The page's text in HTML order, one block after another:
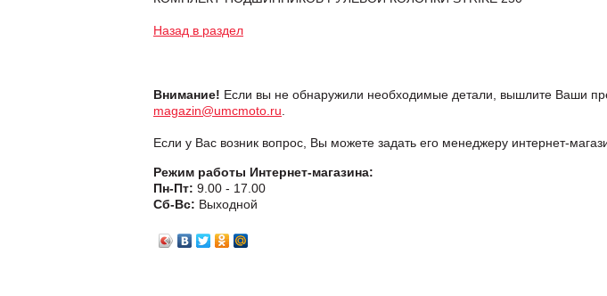
Назад в раздел
Внимание! Если вы не обнаружили необходимые детали, вышлите Ваши
magazin@umcmoto.ru
Если у Вас возник вопрос, Вы можете задать его менеджеру интернет-
Режим работы Интернет-магазина:
Пн-Пт: 9.00 - 17.00
Сб-Вс: Выходной